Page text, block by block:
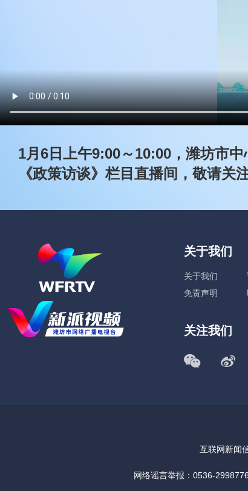
1月6日上午9:00～10:00，潍坊市
《政策访谈》栏目直播间，敬请关
关于我们
关于我们
免责声明
关注我们
互联网新闻
网络谣言举报：0536-